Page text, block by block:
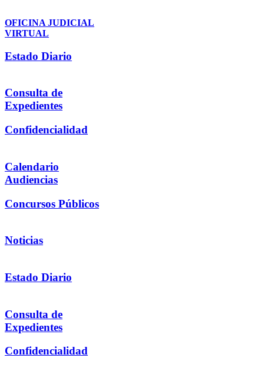
OFICINA JUDICIAL
VIRTUAL
Estado Diario
Consulta de
Expedientes
Confidencialidad
Calendario
Audiencias
Concursos Públicos
Noticias
Estado Diario
Consulta de
Expedientes
Confidencialidad